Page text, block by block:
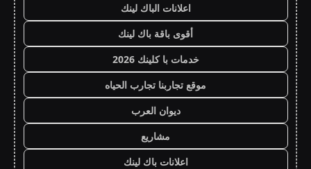
اعلانات الباك لينك
أقوى باقة باك لينك
خدمات با كلينك 2026
موقع تجاربنا تجارب الحياه
ديوان العرب
مشاريع
اعلانات باك لينك